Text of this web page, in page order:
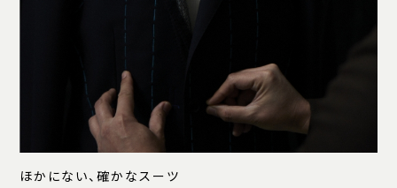
ほかにない、確かなスーツ